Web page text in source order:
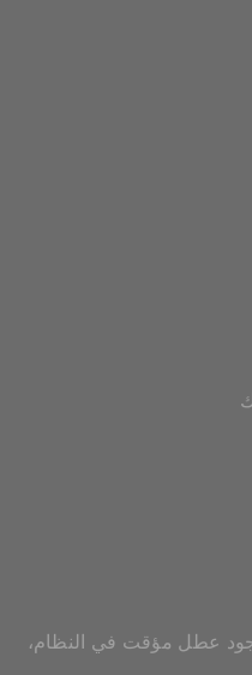
عطل مؤقت في النظام،